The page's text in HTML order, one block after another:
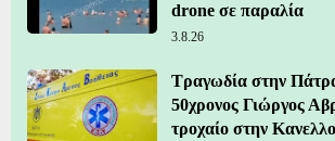
drone σε παραλία
3.8.26
Τραγωδία στην
50χρονος Γιώργος
τροχαίο στην